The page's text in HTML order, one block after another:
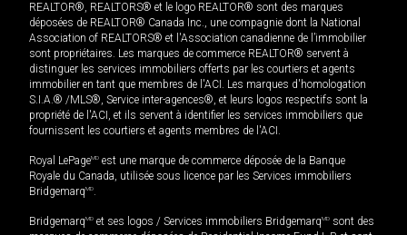
REALTOR®, REALTORS® et le logo REALTOR® sont des marques
déposées de REALTOR® Canada Inc., une compagnie dont la National
Association of REALTORS® et l'Association canadienne de l’immobilier
sont propriétaires. Les marques de commerce REALTOR® servent à
distinguer les services immobiliers offerts par les courtiers et agents
immobilier en tant que membres de l'ACI. Les marques d'homologation
S.I.A.® /MLS®, Service inter-agences®, et leurs logos respectifs sont la
propriété de l'ACI, et ils servent à identifier les services immobiliers que
fournissent les courtiers et agents membres de l'ACI.
Royal LePageMD est une marque de commerce déposée de la Banque
Royale du Canada, utilisée sous licence par les Services immobiliers
BridgemarqMD.
BridgemarqMD et ses logos / Services immobiliers BridgemarqMD sont des